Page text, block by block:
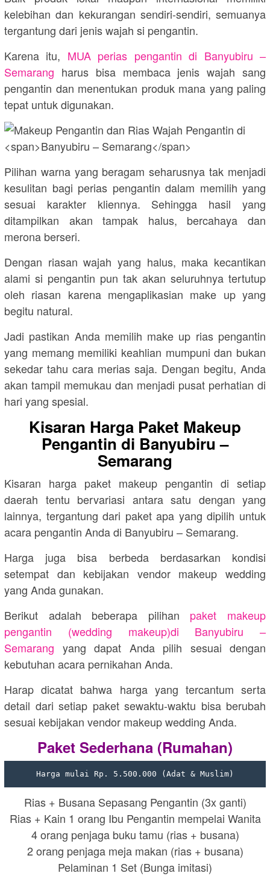
kelebihan dan kekurangan sendiri-sendiri, semuanya
tergantung dari jenis wajah si pengantin.
Karena itu, MUA perias pengantin di Banyubiru –
Semarang harus bisa membaca jenis wajah sang
pengantin dan menentukan produk mana yang paling
tepat untuk digunakan.
Pilihan warna yang beragam seharusnya tak menjadi
kesulitan bagi perias pengantin dalam memilih yang
sesuai karakter kliennya. Sehingga hasil yang
ditampilkan akan tampak halus, bercahaya dan
merona berseri.
Dengan riasan wajah yang halus, maka kecantikan
alami si pengantin pun tak akan seluruhnya tertutup
oleh riasan karena mengaplikasian make up yang
begitu natural.
Jadi pastikan Anda memilih make up rias pengantin
yang memang memiliki keahlian mumpuni dan bukan
sekedar tahu cara merias saja. Dengan begitu, Anda
akan tampil memukau dan menjadi pusat perhatian di
hari yang spesial.
Kisaran Harga Paket Makeup
Pengantin di Banyubiru –
Semarang
Kisaran harga paket makeup pengantin di setiap
daerah tentu bervariasi antara satu dengan yang
lainnya, tergantung dari paket apa yang dipilih untuk
acara pengantin Anda di Banyubiru – Semarang.
Harga juga bisa berbeda berdasarkan kondisi
setempat dan kebijakan vendor makeup wedding
yang Anda gunakan.
Berikut adalah beberapa pilihan paket makeup
pengantin (wedding makeup)di Banyubiru –
Semarang yang dapat Anda pilih sesuai dengan
kebutuhan acara pernikahan Anda.
Harap dicatat bahwa harga yang tercantum serta
detail dari setiap paket sewaktu-waktu bisa berubah
sesuai kebijakan vendor makeup wedding Anda.
Paket Sederhana (Rumahan)
Harga mulai Rp. 5.500.000 (Adat & Muslim)
Rias + Busana Sepasang Pengantin (3x ganti)
Rias + Kain 1 orang Ibu Pengantin mempelai Wanita
4 orang penjaga buku tamu (rias + busana)
2 orang penjaga meja makan (rias + busana)
Pelaminan 1 Set (Bunga imitasi)